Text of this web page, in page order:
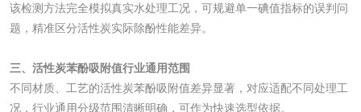
该检测方法完全模拟真实水处理工况，可规避单一碘值指标的误判问
题，精准区分活性炭实际除酚性能差异。
三、活性炭苯酚吸附值行业通用范围
不同材质、工艺的活性炭苯酚吸附值差异显著，对应适配不同处理工
况，行业通用分级范围清晰明确，可作为快速选型依据。
检测
检测
农药肥料